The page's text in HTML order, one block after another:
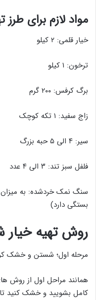
مواد لازم برای
خیار قلمی: ۲ کیلو
ترخون: ۱ کیلو
برگ کرفس: ۲۰۰ گرم
زاج سفید: ۱ تکه کوچک
سیر: ۴ الی ۵ حبه بزرگ
فلفل سبز تند: ۳ الی ۴ عدد
سنگ نمک خردشده: به میزان
بستگی دارد)
روش تهیه خیار
مرحله اول؛ شستن و خشک
همانند مراحل اول از روش
کامل بشویید و خشک کنید